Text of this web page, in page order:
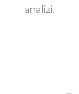
analizi.